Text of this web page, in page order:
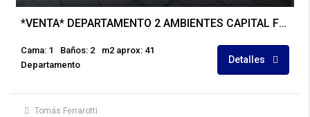
*VENTA* DEPARTAMENTO 2 AMBIENTES CAPITAL FEDERAL
Cama: 1 Baños: 2
m2 aprox: 41
Departamento
Detalles
Tomás Ferrarotti